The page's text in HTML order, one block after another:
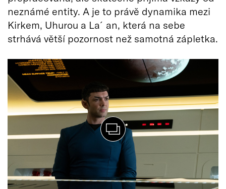
neznámé entity. A je to právě dynamika mezi
Kirkem, Uhurou a La´an, která na sebe
strhává větší pozornost než samotná zápletka.